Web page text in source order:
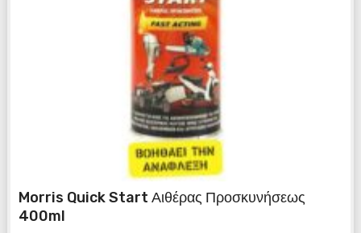
Morris Quick Start Αιθέρας Προσκυνήσεως
400ml